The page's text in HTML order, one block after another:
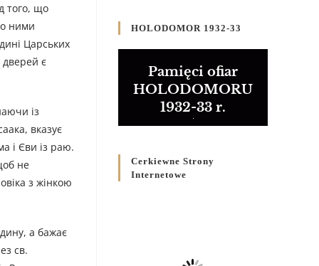
того, що
ними
Царських
дверей є
із
вказує
і Єви із раю.
не
з жінкою
а бажає
св.
Розпорядження
Преосвященнішого Владики
Кир Володимира Р. Ющака
про вживання друкованих
книг на публічних
богослужіннях
HOLODOMOR 1932-33
Pamięci ofiar
HOLODOMORU
1932-33 r.
Cerkiewne Strony
Internetowe